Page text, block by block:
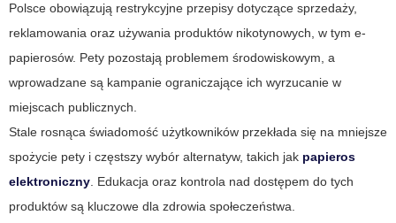
Polsce obowiązują restrykcyjne przepisy dotyczące sprzedaży,
reklamowania oraz używania produktów nikotynowych, w tym e-
papierosów. Pety pozostają problemem środowiskowym, a
wprowadzane są kampanie ograniczające ich wyrzucanie w
miejscach publicznych.
Stale rosnąca świadomość użytkowników przekłada się na mniejsze
spożycie pety i częstszy wybór alternatyw, takich jak papieros
elektroniczny. Edukacja oraz kontrola nad dostępem do tych
produktów są kluczowe dla zdrowia społeczeństwa.